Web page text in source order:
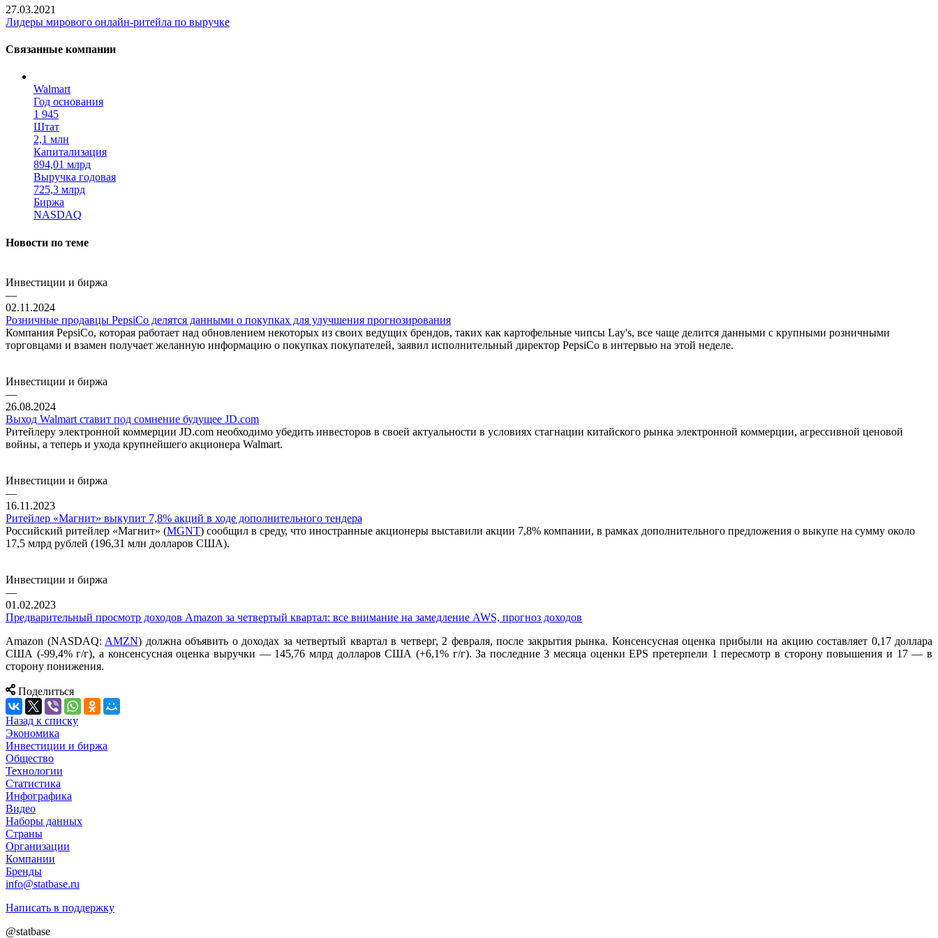
27.03.2021
Лидеры мирового онлайн-ритейла по выручке
Связанные компании
Walmart
Год основания
1 945
Штат
2,1 млн
Капитализация
894,01 млрд
Выручка годовая
725,3 млрд
Биржа
NASDAQ
Новости по теме
Инвестиции и биржа
—
02.11.2024
Розничные продавцы PepsiCo делятся данными о покупках для улучшения прогнозирования
Компания PepsiCo, которая работает над обновлением некоторых из своих ведущих брендов, таких как картофельные чипсы Lay's, все чаще делится данными с крупными розничными
торговцами и взамен получает желанную информацию о покупках покупателей, заявил исполнительный директор PepsiCo в интервью на этой неделе.
Инвестиции и биржа
—
26.08.2024
Выход Walmart ставит под сомнение будущее JD.com
Ритейлеру электронной коммерции JD.com необходимо убедить инвесторов в своей актуальности в условиях стагнации китайского рынка электронной коммерции, агрессивной ценовой
войны, а теперь и ухода крупнейшего акционера Walmart.
Инвестиции и биржа
—
16.11.2023
Ритейлер «Магнит» выкупит 7,8% акций в ходе дополнительного тендера
Российский ритейлер «Магнит» (MGNT) сообщил в среду, что иностранные акционеры выставили акции 7,8% компании, в рамках дополнительного предложения о выкупе на сумму около
17,5 млрд рублей (196,31 млн долларов США).
Инвестиции и биржа
—
01.02.2023
Предварительный просмотр доходов Amazon за четвертый квартал: все внимание на замедление AWS, прогноз доходов
Amazon (NASDAQ: AMZN) должна объявить о доходах за четвертый квартал в четверг, 2 февраля, после закрытия рынка. Консенсусная оценка прибыли на акцию составляет 0,17 доллара
США (-99,4% г/г), а консенсусная оценка выручки — 145,76 млрд долларов США (+6,1% г/г). За последние 3 месяца оценки EPS претерпели 1 пересмотр в сторону повышения и 17 — в
сторону понижения.
Поделиться
Назад к списку
Экономика
Инвестиции и биржа
Общество
Технологии
Cтатистика
Инфографика
Видео
Наборы данных
Страны
Организации
Компании
Бренды
info@statbase.ru
Написать в поддержку
@statbase